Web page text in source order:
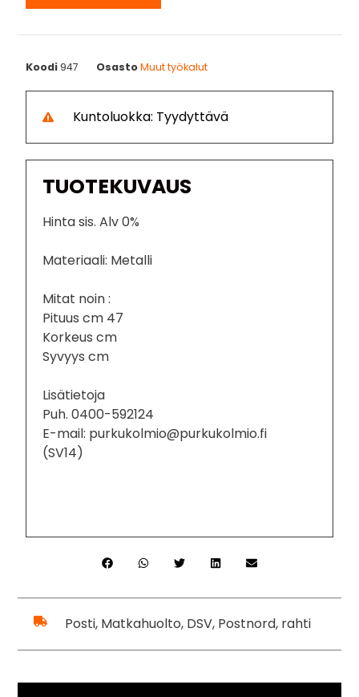
Koodi947 OsastoMuut työkalut
Kuntoluokka: Tyydyttävä
TUOTEKUVAUS
Hinta sis. Alv 0%
Materiaali: Metalli
Mitat noin :
Pituus cm 47
Korkeus cm
Syvyys cm
Lisätietoja
Puh. 0400-592124
E-mail: purkukolmio@purkukolmio.fi
(SV14)
Posti, Matkahuolto, DSV, Postnord, rahti